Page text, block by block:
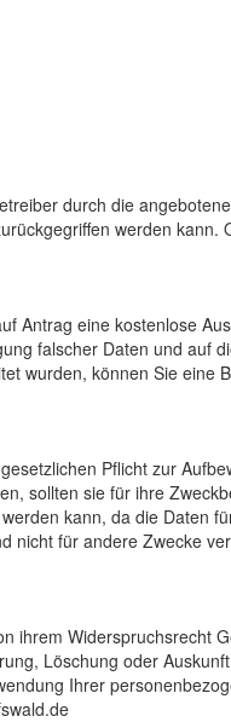
durch die
werden
Antrag eine kostenlose
falscher Daten und auf
wurden, können Sie eine
Pflicht zur
sollten sie für ihre
kann, da die Daten
nicht für andere Zwecke
ihrem Widerspruchsrecht
Löschung oder
Ihrer